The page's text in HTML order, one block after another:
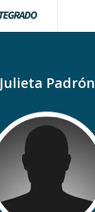
Julieta Padrón